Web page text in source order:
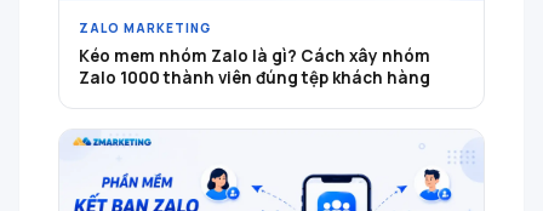
ZALO MARKETING
Kéo mem nhóm Zalo là gì? Cách xây nhóm
Zalo 1000 thành viên đúng tệp khách hàng